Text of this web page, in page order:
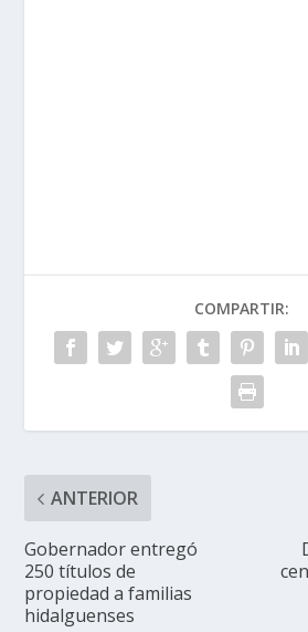
COMPARTIR:
ANTERIOR
Gobernador entregó
250 títulos de
propiedad a familias
hidalguenses